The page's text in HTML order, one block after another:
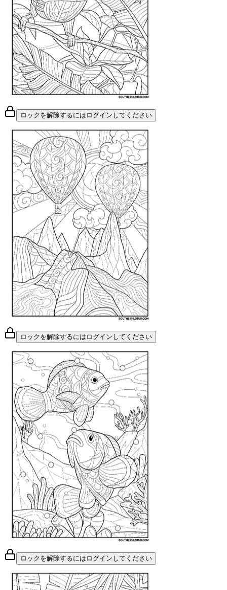
ロックを解除するにはログインしてください
ロックを解除するにはログインしてください
ロックを解除するにはログインしてください